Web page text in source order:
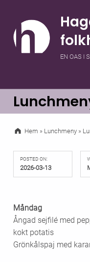
EN OAS I
Hem » Lunchmeny»
POSTED ON:
2026-03-13
Måndag
Ångad sejfilé med
kokt potatis
Grönkålspaj med